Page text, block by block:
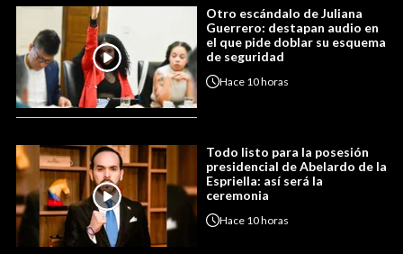
Otro escándalo de Juliana
Guerrero: destapan audio en
el que pide doblar su esquema
de seguridad
Hace 10 horas
Todo listo para la posesión
presidencial de Abelardo de la
Espriella: así será la
ceremonia
Hace 10 horas